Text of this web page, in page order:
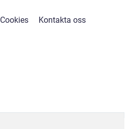
Cookies Kontakta oss